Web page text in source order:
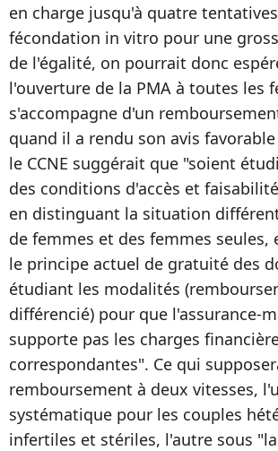
en charge jusqu'à quatre
fécondation in vitro pour une
de l'égalité, on pourrait donc
l'ouverture de la PMA à toutes les
s'accompagne d'un
quand il a rendu son avis
le CCNE suggérait que "soient
des conditions d'accès et
en distinguant la situation
de femmes et des femmes seules,
le principe actuel de gratuité des
étudiant les modalités
différencié) pour que l'assurance-
supporte pas les charges
correspondantes". Ce qui
remboursement à deux vitesses,
systématique pour les couples
infertiles et stériles, l'autre sous